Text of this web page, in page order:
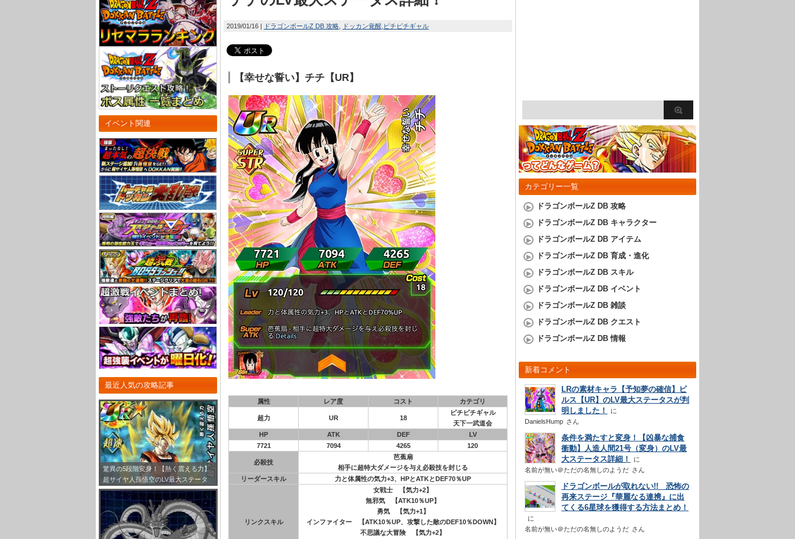
イベント関連
最近人気の攻略記事
驚異の5段階変身！【熱く震える力】
超サイヤ人孫悟空のLV最大ステータ
ス！
2019/01/16 ドラゴンボールZ DB 攻略 ドッカン覚醒 ピチピチギャル
【幸せな誓い】チチ【UR】
属性 レア度 コスト カテゴリ
超力 UR 18
ピチピチギャル
天下一武道会
HP
ATK DEF
LV
7721
7094 4265 120
必殺技
芭蕉扇
相手に超特大ダメージを与え必殺技を封じる
リーダースキル
力と体属性の気力+3、HPとATKとDEF70％UP
リンクスキル
女戦士 【気力+2】
無邪気 【ATK10％UP】
勇気 【気力+1】
インファイター 【ATK10％UP、攻撃した敵のDEF10％DOWN】
不思議な大冒険 【気力+2】
カテゴリー一覧
ドラゴンボールZ DB 攻略
ドラゴンボールZ DB キャラクター
ドラゴンボールZ DB アイテム
ドラゴンボールZ DB 育成・進化
ドラゴンボールZ DB スキル
ドラゴンボールZ DB イベント
ドラゴンボールZ DB 雑談
ドラゴンボールZ DB クエスト
ドラゴンボールZ DB 情報
新着コメント
LRの素材キャラ【予知夢の確信】ビ
ルス【UR】のLV最大ステータスが判
明しました！
DanielsHump さん
条件を満たすと変身！【凶暴な捕食
衝動】人造人間21号（変身）のLV最
大ステータス詳細！
名前が無い＠ただの名無しのようだ さん
ドラゴンボールが取れない!! 恐怖の
再来ステージ『華麗なる連携』に出
てくる6星球を獲得する方法まとめ！
名前が無い＠ただの名無しのようだ さん